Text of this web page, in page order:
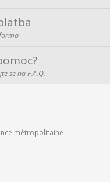
se na F.A.Q.
métropolitaine